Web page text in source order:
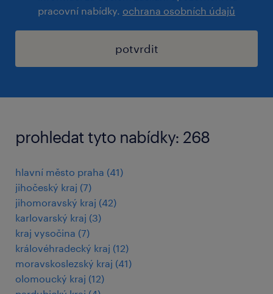
pracovní nabídky. ochrana osobních údajů
potvrdit
prohledat tyto nabídky: 268
hlavní město praha (41)
jihočeský kraj (7)
jihomoravský kraj (42)
karlovarský kraj (3)
kraj vysočina (7)
královéhradecký kraj (12)
moravskoslezský kraj (41)
olomoucký kraj (12)